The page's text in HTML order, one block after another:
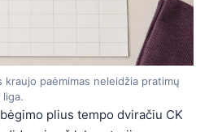
kraujo paėmimas neleidžia pratimų
plius tempo dviračiu CK